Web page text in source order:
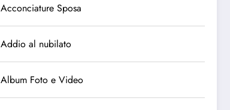
Acconciature Sposa
Addio al nubilato
Album Foto e Video